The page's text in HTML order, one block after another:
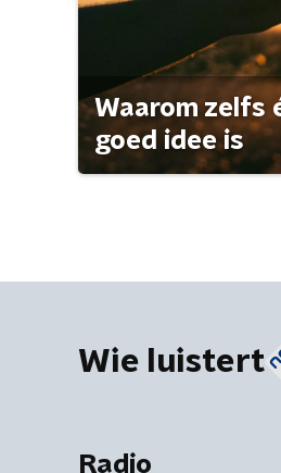
Waarom zelfs
goed idee is
Wie luistert
Radio